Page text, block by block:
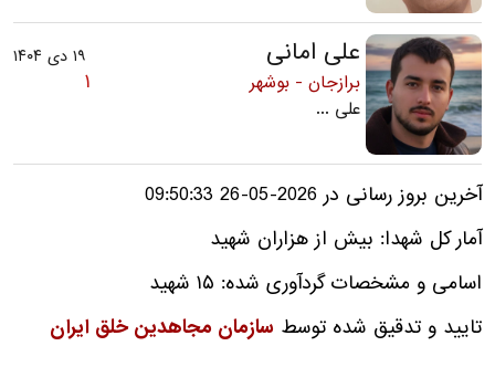
۱۹ دی ۱۴۰۴ علی امانی
۱
برازجان - بوشهر
علی ...
آخرین بروز رسانی در 2026-05-26 09:50:33
آمار کل شهدا: بیش از هزاران شهید
اسامی و مشخصات گردآوری شده: ۱۵ شهید
تایید و تدقیق شده توسط سازمان مجاهدین خلق ایران